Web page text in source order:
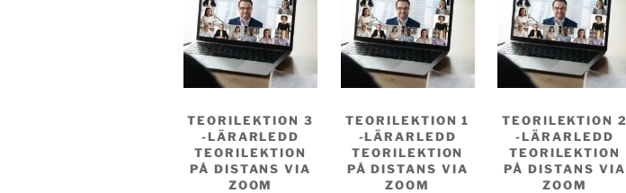
TEORILEKTION 3
-LÄRARLEDD
TEORILEKTION
PÅ DISTANS VIA
ZOOM
TEORILEKTION 1
-LÄRARLEDD
TEORILEKTION
PÅ DISTANS VIA
ZOOM
TEORILEKTION 2
-LÄRARLEDD
TEORILEKTION
PÅ DISTANS VIA
ZOOM